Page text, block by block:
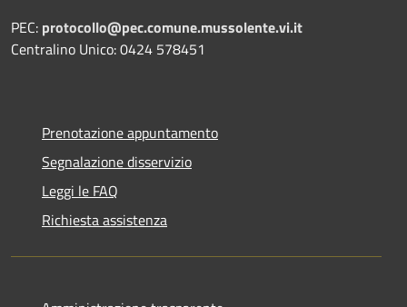
PEC: protocollo@pec.comune.mussolente.vi.it
Centralino Unico: 0424 578451
Prenotazione appuntamento
Segnalazione disservizio
Leggi le FAQ
Richiesta assistenza